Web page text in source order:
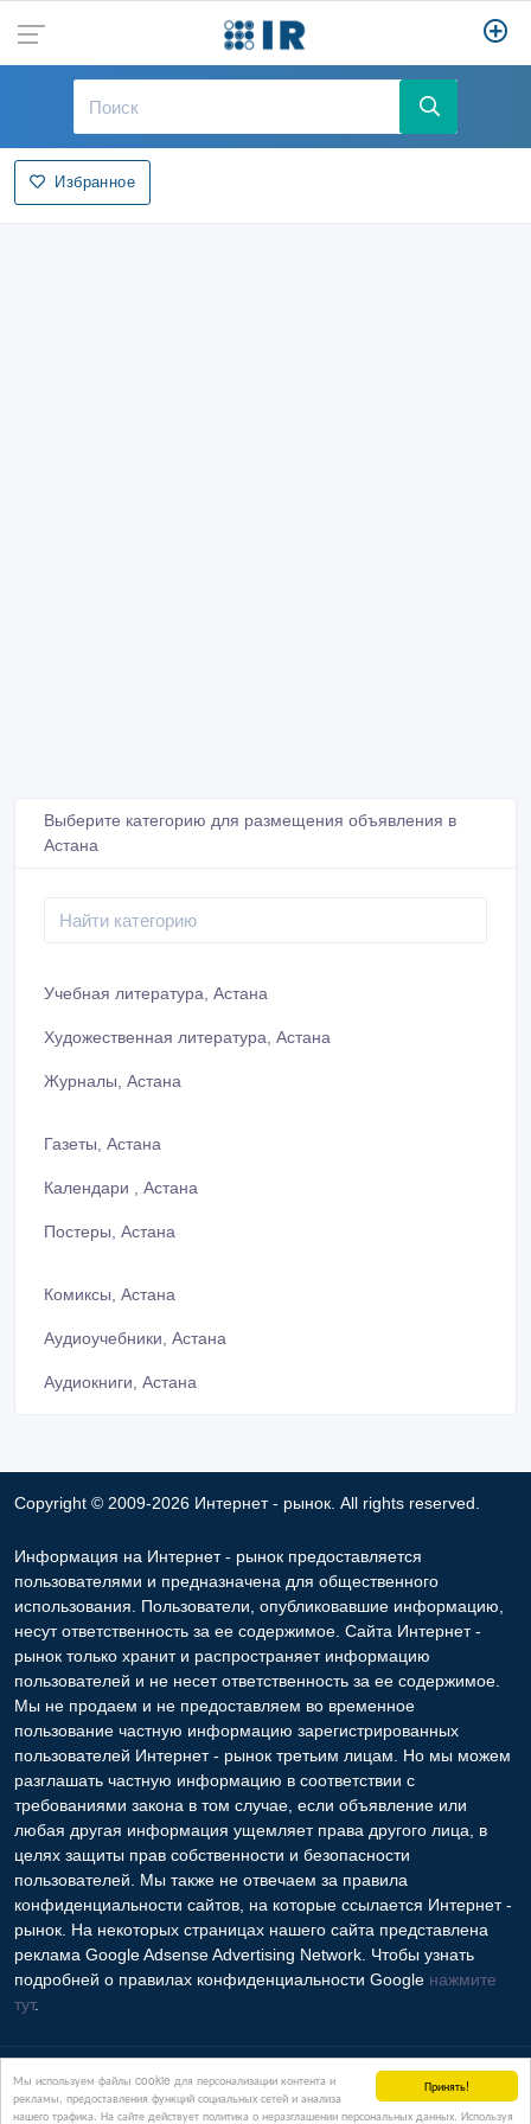
Принять!
Мы используем файлы cookie для персонализации контента и
рекламы, предоставления функций социальных сетей и анализа
нашего трафика. На сайте действует политика о неразглашении персональных данных. Используя
Избранное
Выберите категорию для размещения объявления в
Астана
Учебная литература, Астана
Художественная литература, Астана
Журналы, Астана
Газеты, Астана
Календари , Астана
Постеры, Астана
Комиксы, Астана
Аудиоучебники, Астана
Аудиокниги, Астана
Copyright © 2009-2026 Интернет - рынок. All rights reserved.
Информация на Интернет - рынок предоставляется
пользователями и предназначена для общественного
использования. Пользователи, опубликовавшие информацию,
несут ответственность за ее содержимое. Сайта Интернет -
рынок только хранит и распространяет информацию
пользователей и не несет ответственность за ее содержимое.
Мы не продаем и не предоставляем во временное
пользование частную информацию зарегистрированных
пользователей Интернет - рынок третьим лицам. Но мы можем
разглашать частную информацию в соответствии с
требованиями закона в том случае, если объявление или
любая другая информация ущемляет права другого лица, в
целях защиты прав собственности и безопасности
пользователей. Мы также не отвечаем за правила
конфиденциальности сайтов, на которые ссылается Интернет -
рынок. На некоторых страницах нашего сайта представлена
реклама Google Adsense Advertising Network. Чтобы узнать
подробней о правилах конфиденциальности Google нажмите
тут.